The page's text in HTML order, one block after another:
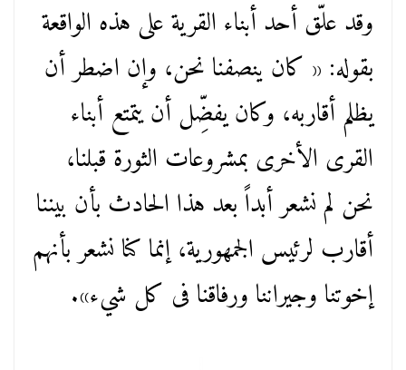
وقد علّق أحد أبناء القرية على هذه الواقعة
بقوله: « كان ينصفنا نحن، وإن اضطر أن
يظلم أقاربه، وكان يفضِّل أن يتمتع أبناء
القرى الأخرى بمشروعات الثورة قبلنا،
نحن لم نشعر أبداً بعد هذا الحادث بأن بيننا
أقارب لرئيس الجمهورية، إنما كنا نشعر بأنهم
إخوتنا وجيراننا ورفاقنا فى كل شيء».